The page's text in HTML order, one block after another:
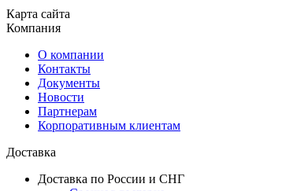
Карта сайта
Компания
О компании
Контакты
Документы
Новости
Партнерам
Корпоративным клиентам
Доставка
Доставка по России и СНГ